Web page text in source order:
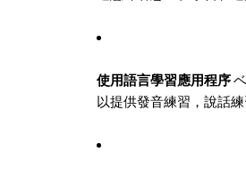
使用語言學習應用程序
以提供發音練習，說話